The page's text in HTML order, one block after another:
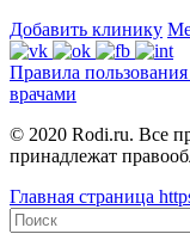
Добавить клинику
Правила
врачами
© 2020 Rodi.ru. Все
принадлежат
Главная страница